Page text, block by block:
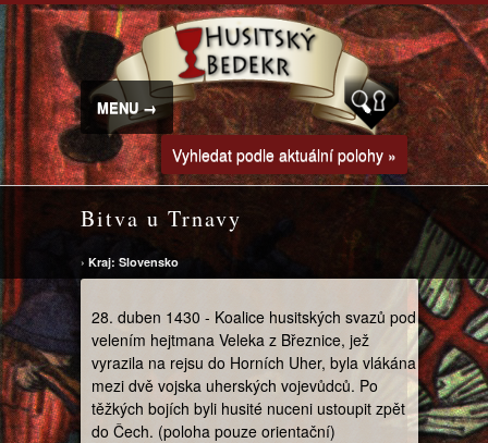
MENU →
Vyhledat podle aktuální polohy »
Bitva u Trnavy
› Kraj: Slovensko
28. duben 1430 - Koalice husitských svazů pod
velením hejtmana Veleka z Březnice, jež
vyrazila na rejsu do Horních Uher, byla vlákána
mezi dvě vojska uherských vojevůdců. Po
těžkých bojích byli husité nuceni ustoupit zpět
do Čech. (poloha pouze orientační)